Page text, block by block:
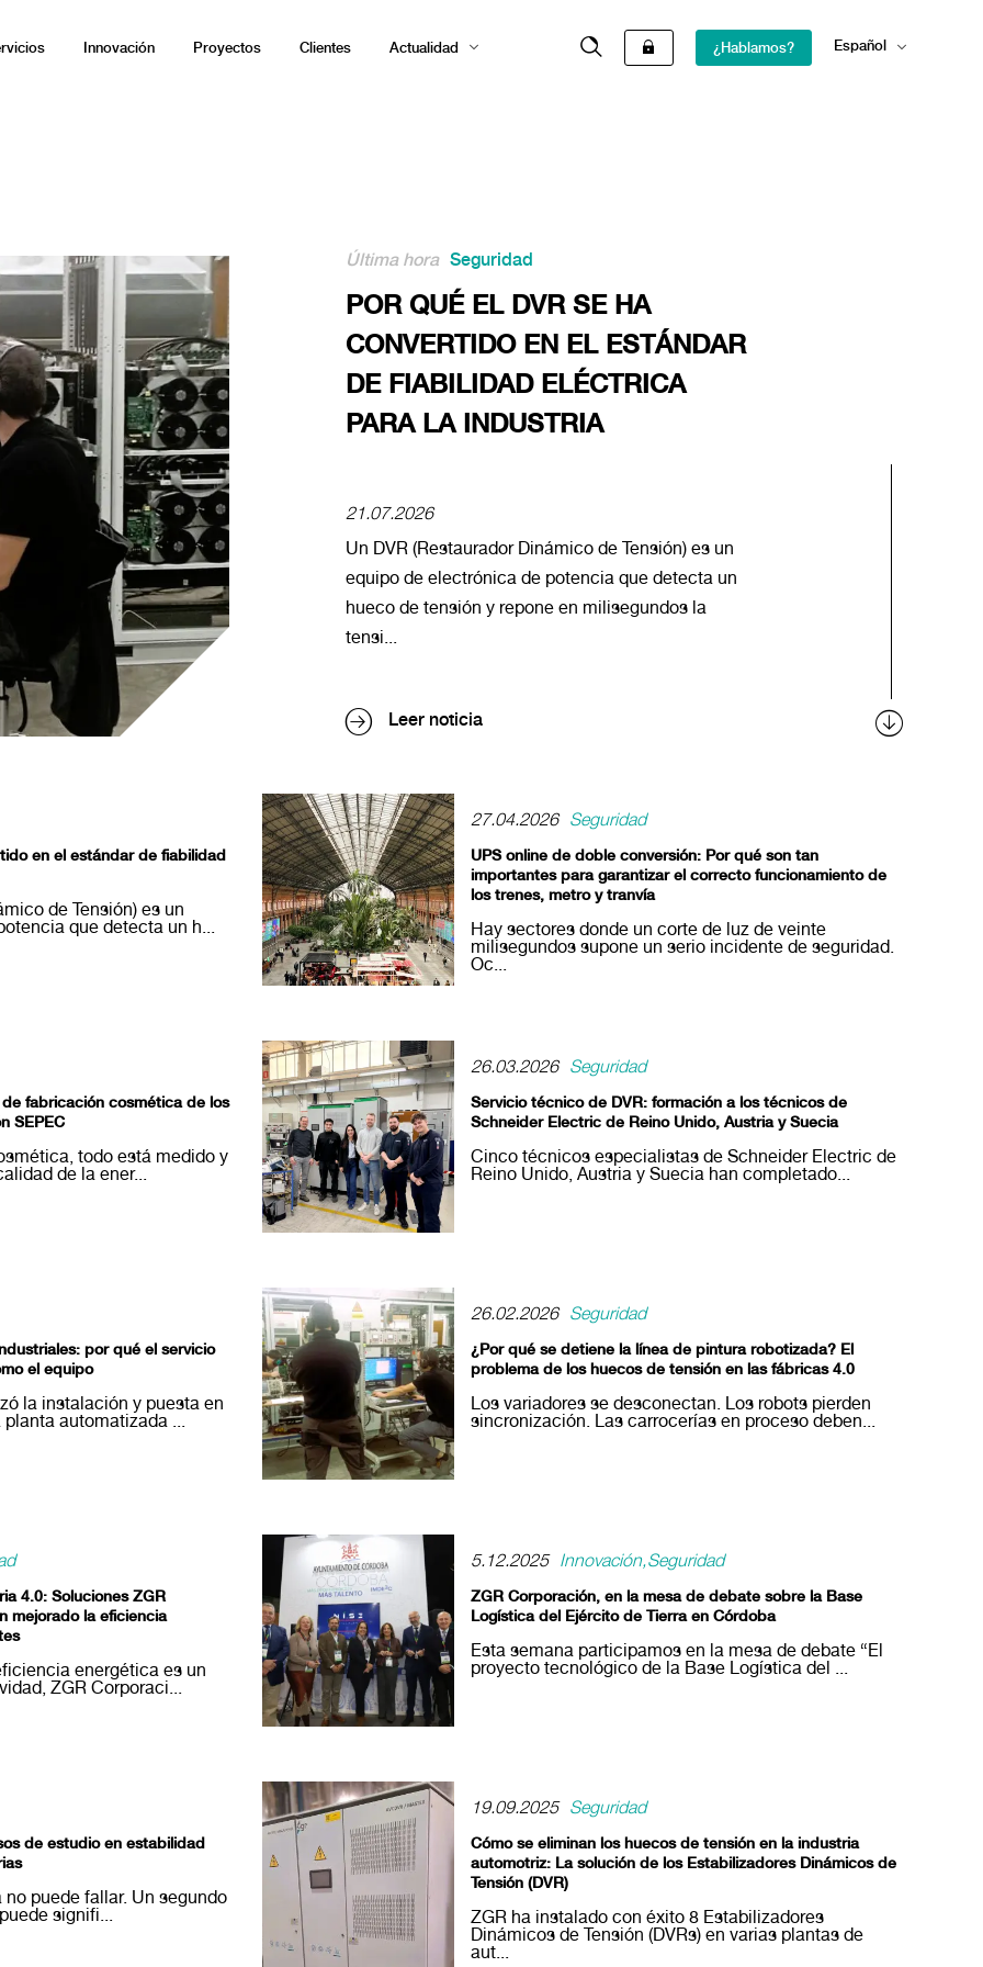
Innovación Proyectos Clientes Actualidad ¿Hablamos?
Español
Última hora Seguridad
POR QUÉ EL DVR SE HA
CONVERTIDO EN EL ESTÁNDAR
DE FIABILIDAD ELÉCTRICA
PARA LA INDUSTRIA
21.07.2026
Un DVR (Restaurador Dinámico de Tensión) es un
equipo de electrónica de potencia que detecta un
hueco de tensión y repone en milisegundos la
tensi...
Leer noticia
en el estándar de fiabilidad
de Tensión) es un
que detecta un h...
27.04.2026 Seguridad
UPS online de doble conversión: Por qué son tan
importantes para garantizar el correcto funcionamiento de
los trenes, metro y tranvía
Hay sectores donde un corte de luz de veinte
milisegundos supone un serio incidente de seguridad.
Oc...
fabricación cosmética de los
SEPEC
todo está medido y
de la ener...
26.03.2026 Seguridad
Servicio técnico de DVR: formación a los técnicos de
Schneider Electric de Reino Unido, Austria y Suecia
Cinco técnicos especialistas de Schneider Electric de
Reino Unido, Austria y Suecia han completado...
por qué el servicio
el equipo
la instalación y puesta en
planta automatizada ...
26.02.2026 Seguridad
¿Por qué se detiene la línea de pintura robotizada? El
problema de los huecos de tensión en las fábricas 4.0
Los variadores se desconectan. Los robots pierden
sincronización. Las carrocerías en proceso deben...
4.0: Soluciones ZGR
mejorado la eficiencia
energética es un
ZGR Corporaci...
5.12.2025 Innovación Seguridad
ZGR Corporación, en la mesa de debate sobre la Base
Logística del Ejército de Tierra en Córdoba
Esta semana participamos en la mesa de debate “El
proyecto tecnológico de la Base Logística del ...
de estudio en estabilidad
puede fallar. Un segundo
signifi...
19.09.2025 Seguridad
Cómo se eliminan los huecos de tensión en la industria
automotriz: La solución de los Estabilizadores Dinámicos de
Tensión (DVR)
ZGR ha instalado con éxito 8 Estabilizadores
Dinámicos de Tensión (DVRs) en varias plantas de
aut...